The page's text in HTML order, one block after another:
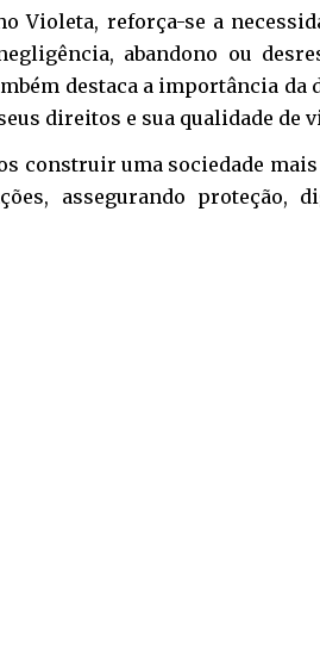
Violeta, reforça-se a
abandono ou
destaca a importância da
direitos e sua qualidade de
construir uma sociedade
assegurando proteção,